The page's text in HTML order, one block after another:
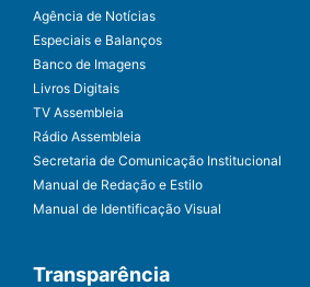
Agência de Notícias
Especiais e Balanços
Banco de Imagens
Livros Digitais
TV Assembleia
Rádio Assembleia
Secretaria de Comunicação Institucional
Manual de Redação e Estilo
Manual de Identificação Visual
Transparência